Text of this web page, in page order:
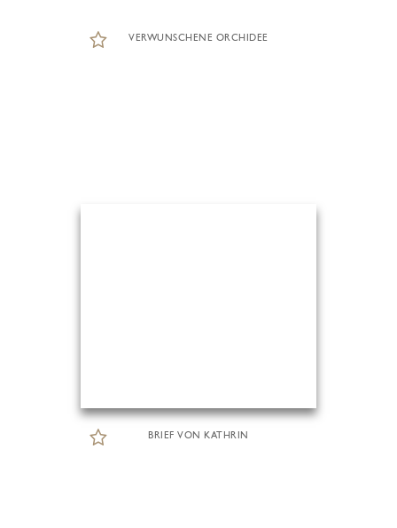
VERWUNSCHENE ORCHIDEE
BRIEF VON KATHRIN